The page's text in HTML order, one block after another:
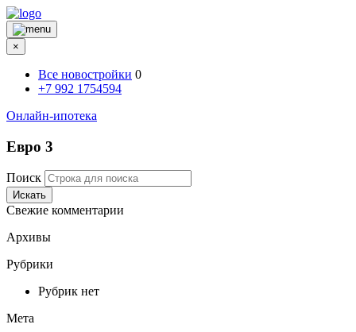
×
Все новостройки 0
+7 992 1754594
Онлайн-ипотека
Евро 3
Поиск
Искать
Свежие комментарии
Архивы
Рубрики
Рубрик нет
Мета